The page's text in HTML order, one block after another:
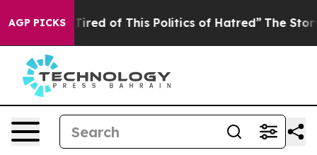
AGP PICKS
Tired of This Politics of Hatred” The Story Behind